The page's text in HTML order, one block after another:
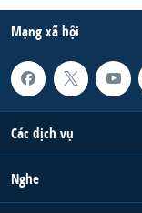
Mạng xã hội
Các dịch vụ
Nghe